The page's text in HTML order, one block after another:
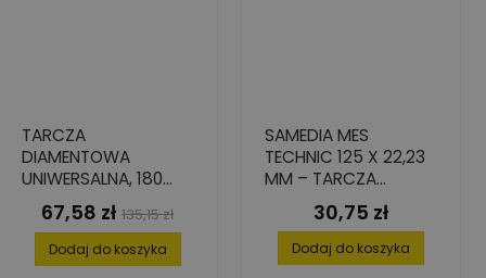
TARCZA
DIAMENTOWA
UNIWERSALNA, 180
MM X 22.23 MM
Cena
67,58 zł Cena
podstawowa
135,15 zł
Dodaj do koszyka
SAMEDIA MES
TECHNIC 125 X 22,23
MM – TARCZA
DIAMENTOWA
SEGMENTOWA DO
CIĘCIA
UNIWERSALNEGO
Cena
30,75 zł
Dodaj do koszyka